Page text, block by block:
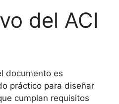
del ACI
documento es
práctico para diseñar
cumplan requisitos